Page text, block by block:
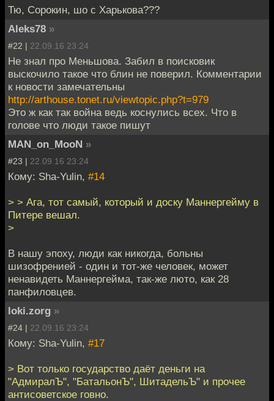
Тю, Сорокин, шо с Харькова???
Aleks78 »
#22 | 22.09.16 23:24
Не знал про Меньшова. Забил в поисковик
выскочило такое что блин не поверил. Комментарии
к новости замечательны
http://arthouse.tonet.ru/viewtopic.php?t=979
Это ж как так война ведь коснулись всех. Что в
голове что люди такое пишут
MAN_on_MooN »
#23 | 22.09.16 23:24
Кому: Sha-Yulin, #14
> > Ага, тот самый, который и доску Маннергейму в
Питере вешал.
>
В нашу эпоху, люди как никогда, больны
шизофренией - один и тот-же человек, может
ненавидеть Маннергейма, так-же люто, как 28
панфиловцев.
loki.zorg »
#24 | 22.09.16 23:24
Кому: Sha-Yulin, #17
> Вот только государство даёт деньги на
"АдмиралЪ", "БатальонЪ", ШитадельЪ" и прочее
антисоветское говно.